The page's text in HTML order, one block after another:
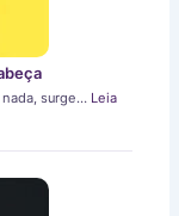
surge… Leia